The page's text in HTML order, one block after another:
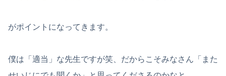
がポイントになってきます。
僕は「適当」な先生ですが笑、だからこそみなさん「また